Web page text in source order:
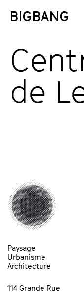
de
Paysage
Urbanisme
Architecture
114 Grande Rue